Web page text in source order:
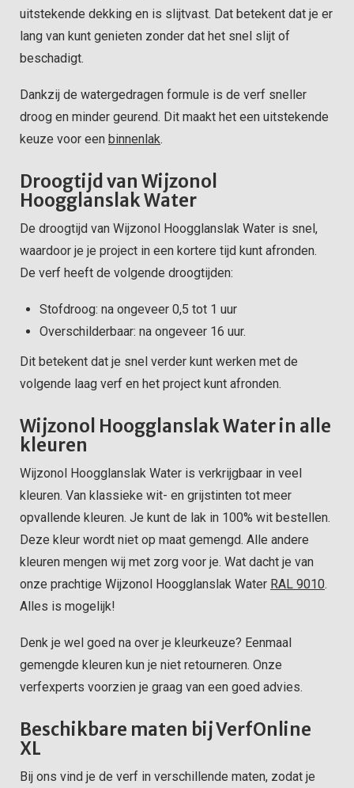
uitstekende dekking en is slijtvast. Dat betekent dat je er
lang van kunt genieten zonder dat het snel slijt of
beschadigt.
Dankzij de watergedragen formule is de verf sneller
droog en minder geurend. Dit maakt het een uitstekende
keuze voor een binnenlak.
Droogtijd van Wijzonol
Hoogglanslak Water
De droogtijd van Wijzonol Hoogglanslak Water is snel,
waardoor je je project in een kortere tijd kunt afronden.
De verf heeft de volgende droogtijden:
Stofdroog: na ongeveer 0,5 tot 1 uur
Overschilderbaar: na ongeveer 16 uur.
Dit betekent dat je snel verder kunt werken met de
volgende laag verf en het project kunt afronden.
Wijzonol Hoogglanslak Water in alle
kleuren
Wijzonol Hoogglanslak Water is verkrijgbaar in veel
kleuren. Van klassieke wit- en grijstinten tot meer
opvallende kleuren. Je kunt de lak in 100% wit bestellen.
Deze kleur wordt niet op maat gemengd. Alle andere
kleuren mengen wij met zorg voor je. Wat dacht je van
onze prachtige Wijzonol Hoogglanslak Water RAL 9010.
Alles is mogelijk!
Denk je wel goed na over je kleurkeuze? Eenmaal
gemengde kleuren kun je niet retourneren. Onze
verfexperts voorzien je graag van een goed advies.
Beschikbare maten bij VerfOnline
XL
Bij ons vind je de verf in verschillende maten, zodat je